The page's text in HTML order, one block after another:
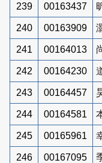
239 00163437
240 00163909
241 00164013
242 00164230
243 00164457
244 00164581
245 00165961
246 00167095